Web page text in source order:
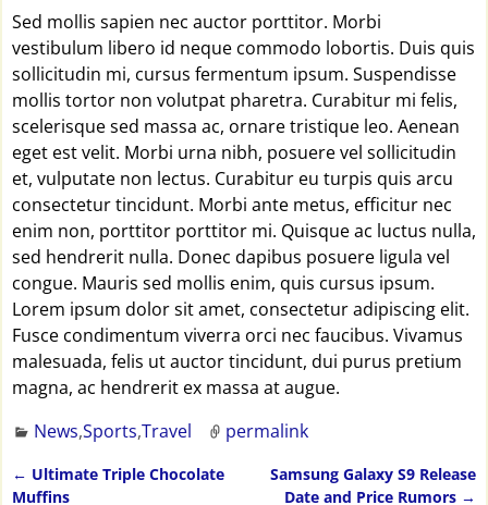
Sed mollis sapien nec auctor porttitor. Morbi
vestibulum libero id neque commodo lobortis. Duis quis
sollicitudin mi, cursus fermentum ipsum. Suspendisse
mollis tortor non volutpat pharetra. Curabitur mi felis,
scelerisque sed massa ac, ornare tristique leo. Aenean
eget est velit. Morbi urna nibh, posuere vel sollicitudin
et, vulputate non lectus. Curabitur eu turpis quis arcu
consectetur tincidunt. Morbi ante metus, efficitur nec
enim non, porttitor porttitor mi. Quisque ac luctus nulla,
sed hendrerit nulla. Donec dapibus posuere ligula vel
congue. Mauris sed mollis enim, quis cursus ipsum.
Lorem ipsum dolor sit amet, consectetur adipiscing elit.
Fusce condimentum viverra orci nec faucibus. Vivamus
malesuada, felis ut auctor tincidunt, dui purus pretium
magna, ac hendrerit ex massa at augue.
News,Sports,Travel permalink
Artikelnavigation
← Ultimate Triple Chocolate
Muffins
Samsung Galaxy S9 Release
Date and Price Rumors →